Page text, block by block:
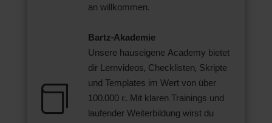
an willkommen.

Bartz-Akademie
Unsere hauseigene Academy bietet
dir Lernvideos, Checklisten, Skripte
und Templates im Wert von über
100.000 €. Mit klaren Trainings und
laufender Weiterbildung wirst du